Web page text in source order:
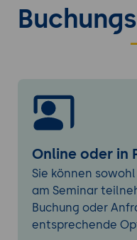
Datenaufnahme
Methoden zur
Streaming-
Nutzung von
Datenanalysen
Praktische Übung
Abfragen
Umgebung soll
Datenabfragen
Online oder in
Sie können
am Seminar
Buchung oder
entsprechende